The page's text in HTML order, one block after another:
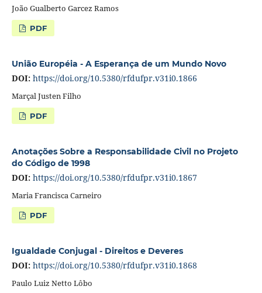
João Gualberto Garcez Ramos
PDF
União Européia - A Esperança de um Mundo Novo
DOI: https://doi.org/10.5380/rfdufpr.v31i0.1866
Marçal Justen Filho
PDF
Anotações Sobre a Responsabilidade Civil no Projeto
do Código de 1998
DOI: https://doi.org/10.5380/rfdufpr.v31i0.1867
Maria Francisca Carneiro
PDF
Igualdade Conjugal - Direitos e Deveres
DOI: https://doi.org/10.5380/rfdufpr.v31i0.1868
Paulo Luiz Netto Lôbo